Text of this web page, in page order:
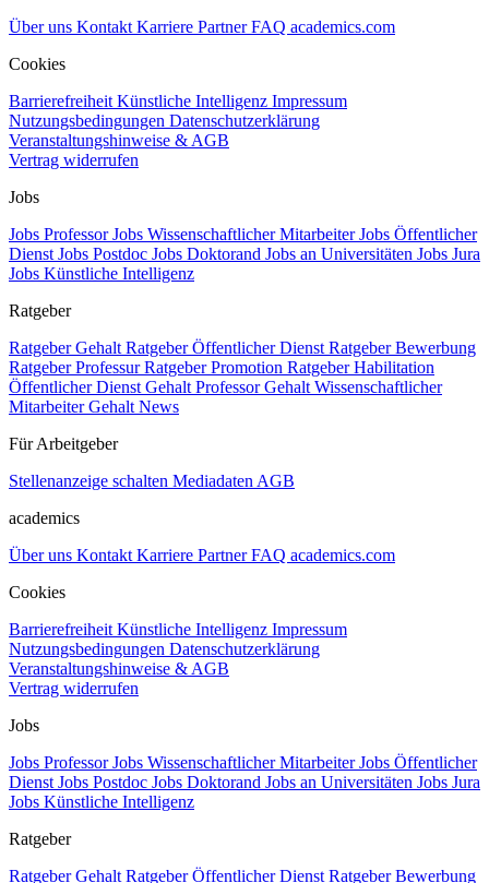
Über uns Kontakt Karriere PartnerFAQ academics.com
Cookies
Barrierefreiheit Künstliche Intelligenz Impressum
Nutzungsbedingungen Datenschutzerklärung
Veranstaltungshinweise & AGB
Vertrag widerrufen
Jobs
Jobs ProfessorJobs Wissenschaftlicher MitarbeiterJobs Öffentlicher
Dienst Jobs Postdoc Jobs Doktorand Jobs an Universitäten Jobs Jura
Jobs Künstliche Intelligenz
Ratgeber
Ratgeber Gehalt Ratgeber Öffentlicher Dienst Ratgeber Bewerbung
Ratgeber ProfessurRatgeber Promotion Ratgeber Habilitation
Öffentlicher Dienst Gehalt Professor Gehalt Wissenschaftlicher
Mitarbeiter Gehalt News
Für Arbeitgeber
Stellenanzeige schalten Mediadaten AGB
academics
Über uns Kontakt Karriere PartnerFAQ academics.com
Cookies
Barrierefreiheit Künstliche Intelligenz Impressum
Nutzungsbedingungen Datenschutzerklärung
Veranstaltungshinweise & AGB
Vertrag widerrufen
Jobs
Jobs ProfessorJobs Wissenschaftlicher MitarbeiterJobs Öffentlicher
Dienst Jobs Postdoc Jobs Doktorand Jobs an Universitäten Jobs Jura
Jobs Künstliche Intelligenz
Ratgeber
Ratgeber Gehalt Ratgeber Öffentlicher Dienst Ratgeber Bewerbung